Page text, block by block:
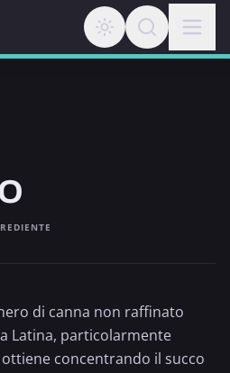
di canna non raffinato
Latina, particolarmente
concentrando il succo